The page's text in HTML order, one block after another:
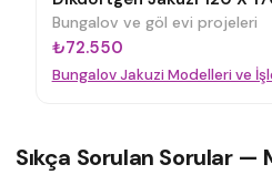
Bungalov ve göl evi projeleri
₺72.550
Bungalov Jakuzi Modelleri ve
Sıkça Sorulan Sorular —